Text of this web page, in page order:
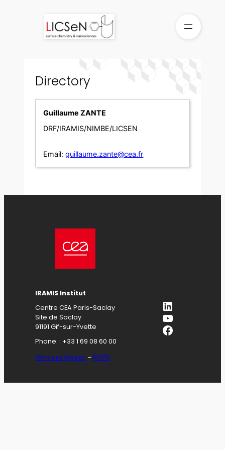
Directory
Guillaume ZANTE
DRF/IRAMIS/NIMBE/LICSEN
Email: guillaume.zante@cea.fr
IRAMIS Institut
Centre CEA Paris-Saclay
Site de Saclay
91191 Gif-sur-Yvette
Phone. : +33 1 69 08 60 00
Mentions légales – RGPD
LinkedIn
YouTube
Facebook